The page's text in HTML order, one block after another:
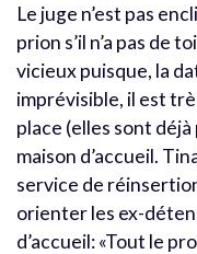
Le juge n’est pas
prion s’il n’a pas de
vicieux puisque, la
imprévisible, il est
place (elles sont
maison d’accueil.
service de
orienter les ex-
d’accueil: «Tout le